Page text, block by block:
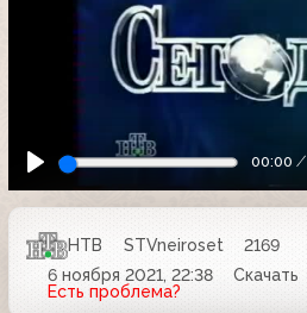
00:00
НТВ STVneiroset
2169
6 ноября 2021, 22:38
Скачать
Есть проблема?